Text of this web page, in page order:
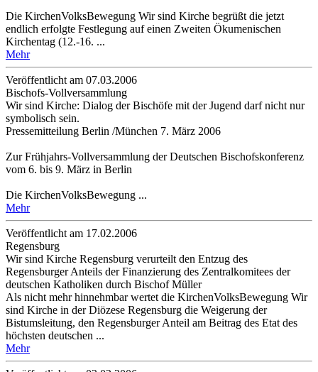
Die KirchenVolksBewegung Wir sind Kirche begrüßt die jetzt
endlich erfolgte Festlegung auf einen Zweiten Ökumenischen
Kirchentag (12.-16. ...
Mehr
Veröffentlicht am 07­.03.2006
Bischofs-Vollversammlung
Wir sind Kirche: Dialog der Bischöfe mit der Jugend darf nicht nur
symbolisch sein.
Pressemitteilung Berlin /München 7. März 2006
Zur Frühjahrs-Vollversammlung der Deutschen Bischofskonferenz
vom 6. bis 9. März in Berlin
Die KirchenVolksBewegung ...
Mehr
Veröffentlicht am 17­.02.2006
Regensburg
Wir sind Kirche Regensburg verurteilt den Entzug des
Regensburger Anteils der Finanzierung des Zentralkomitees der
deutschen Katholiken durch Bischof Müller
Als nicht mehr hinnehmbar wertet die KirchenVolksBewegung Wir
sind Kirche in der Diözese Regensburg die Weigerung der
Bistumsleitung, den Regensburger Anteil am Beitrag des Etat des
höchsten deutschen ...
Mehr